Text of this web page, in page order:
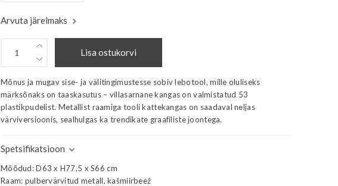
Arvuta järelmaks
Lisa ostukorvi
Mõnus ja mugav sise- ja välitingimustesse sobiv lebotool, mille oluliseks
märksõnaks on taaskasutus – villasarnane kangas on valmistatud 53
plastikpudelist. Metallist raamiga tooli kattekangas on saadaval neljas
värviversioonis, sealhulgas ka trendikate graafiliste joontega.
Spetsifikatsioon
Mõõdud: D63 x H77,5 x S66 cm
Raam: pulbervärvitud metall, kašmiirbeež